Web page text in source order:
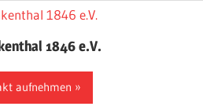
1846 e.V.
aufnehmen